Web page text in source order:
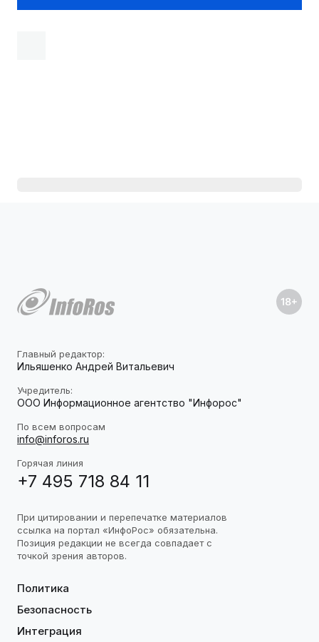
Главный редактор:
Ильяшенко Андрей Витальевич
Учредитель:
ООО Информационное агентство "Инфорос"
По всем вопросам
info@inforos.ru
Горячая линия
+7 495 718 84 11
При цитировании и перепечатке материалов
ссылка на портал «ИнфоРос» обязательна.
Позиция редакции не всегда совпадает с
точкой зрения авторов.
Политика
Безопасность
Интеграция